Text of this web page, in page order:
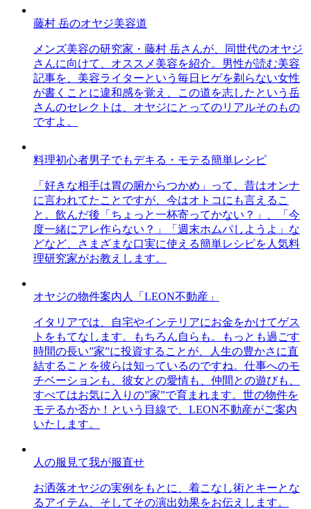
藤村 岳のオヤジ美容道
メンズ美容の研究家・藤村 岳さんが、同世代のオヤジ
さんに向けて、オススメ美容を紹介。男性が読む美容
記事を、美容ライターという毎日ヒゲを剃らない女性
が書くことに違和感を覚え、この道を志したという岳
さんのセレクトは、オヤジにとってのリアルそのもの
ですよ。
料理初心者男子でもデキる・モテる簡単レシピ
「好きな相手は胃の腑からつかめ」って、昔はオンナ
に言われてたことですが、今はオトコにも言えるこ
と。飲んだ後「ちょっと一杯寄ってかない？」、「今
度一緒にアレ作らない？」「週末ホムパしようよ」な
どなど、さまざまな口実に使える簡単レシピを人気料
理研究家がお教えします。
オヤジの物件案内人「LEON不動産」
イタリアでは、自宅やインテリアにお金をかけてゲス
トをもてなします。もちろん自らも。もっとも過ごす
時間の長い”家”に投資することが、人生の豊かさに直
結することを彼らは知っているのですね。仕事へのモ
チベーションも、彼女との愛情も、仲間との遊びも、
すべてはお気に入りの”家”で育まれます。世の物件を
モテるか否か！という目線で、LEON不動産がご案内
いたします。
人の服見て我が服直せ
お洒落オヤジの実例をもとに、着こなし術とキーとな
るアイテム、そしてその演出効果をお伝えします。